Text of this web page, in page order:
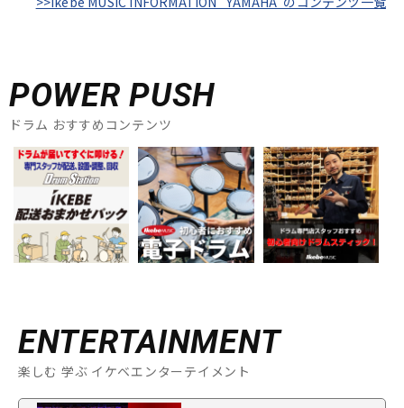
POWER PUSH
ドラム おすすめコンテンツ
ENTERTAINMENT
楽しむ 学ぶ イケベエンターテイメント